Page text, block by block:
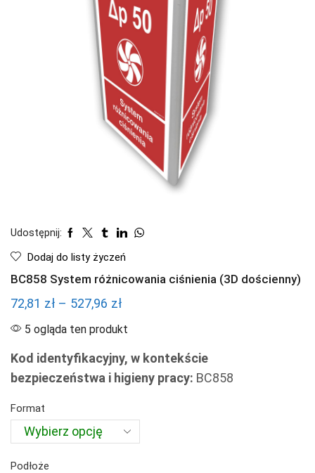
Udostępnij:
Dodaj do listy życzeń
BC858 System różnicowania ciśnienia (3D dościenny)
72,81 zł – 527,96 złZakres
cen:
72,81 zł
do
5 ogląda ten produkt
Kod identyfikacyjny, w kontekście
bezpieczeństwa i higieny pracy: BC858
Format
Podłoże